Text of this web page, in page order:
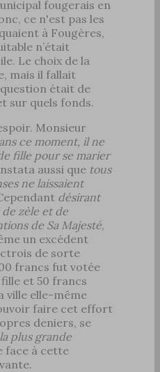
fougerais en
ce n'est pas les
à Fougères,
n’était
Le choix de la
mais il fallait
était de
sur quels fonds.
Monsieur
ce moment, il ne
fille pour se marier
aussi que tous
ne laissaient
désirant
zèle et de
de Sa Majesté,
un excédent
de sorte
francs fut votée
et 50 francs
ville elle-même
faire cet effort
deniers, se
plus grande
face à cette